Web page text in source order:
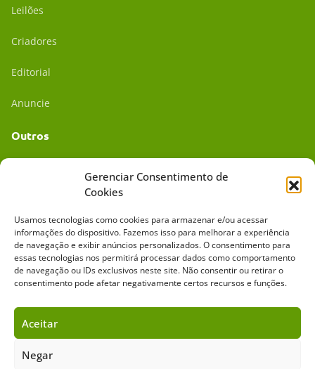
Gerenciar Consentimento de
Cookies
Usamos tecnologias como cookies para armazenar e/ou acessar
informações do dispositivo. Fazemos isso para melhorar a experiência
de navegação e exibir anúncios personalizados. O consentimento para
essas tecnologias nos permitirá processar dados como comportamento
de navegação ou IDs exclusivos neste site. Não consentir ou retirar o
consentimento pode afetar negativamente certos recursos e funções.
Aceitar
Negar
Leilões
Criadores
Editorial
Anuncie
Outros
Mídia Kit
Sobre o Cavalus Leilões Anuncie